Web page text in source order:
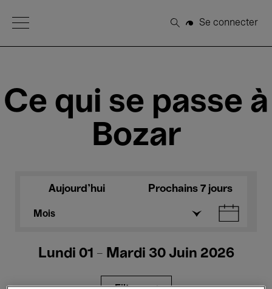
Open Menu
Rechercher
Se connecter
Ce qui se passe à
Bozar
Aujourd'hui Prochains 7 jours
Mois
Lundi 01 - Mardi 30 Juin 2026